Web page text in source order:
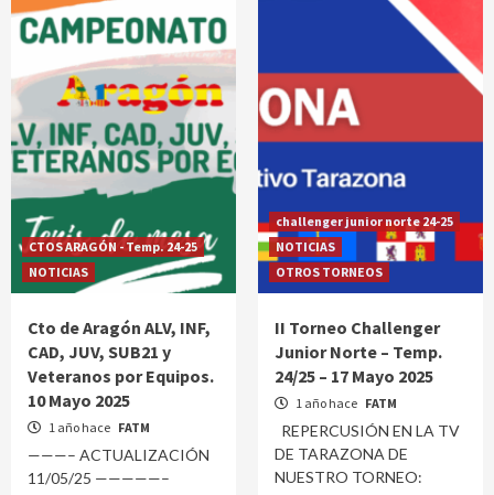
CTOS ARAGÓN - Temp. 24-25
NOTICIAS
Cto de Aragón ALV, INF,
CAD, JUV, SUB21 y
Veteranos por Equipos.
10 Mayo 2025
1 año hace FATM
———– ACTUALIZACIÓN
11/05/25 —————–
challenger junior norte 24-25
NOTICIAS
OTROS TORNEOS
II Torneo Challenger
Junior Norte – Temp.
24/25 – 17 Mayo 2025
1 año hace FATM
REPERCUSIÓN EN LA TV
DE TARAZONA DE
NUESTRO TORNEO: